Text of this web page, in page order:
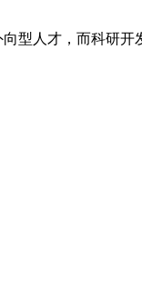
型人才，而科研开